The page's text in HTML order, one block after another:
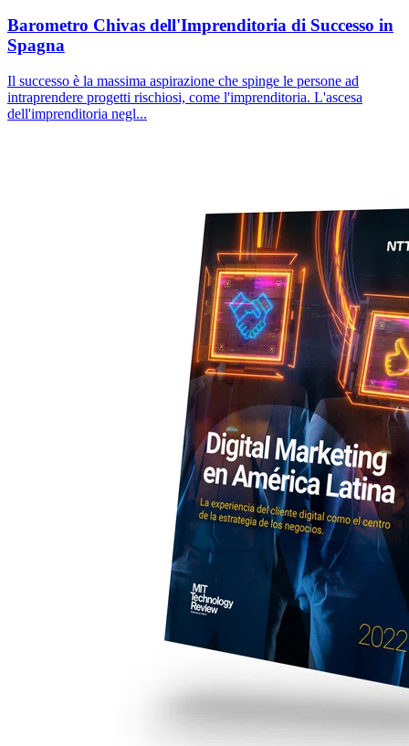
Barometro Chivas dell'Imprenditoria di Successo in
Spagna
Il successo è la massima aspirazione che spinge le persone ad
intraprendere progetti rischiosi, come l'imprenditoria. L'ascesa
dell'imprenditoria negl...